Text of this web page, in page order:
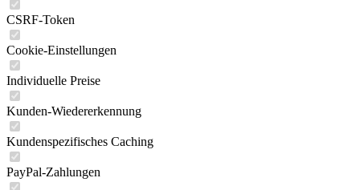
CSRF-Token
Cookie-Einstellungen
Individuelle Preise
Kunden-Wiedererkennung
Kundenspezifisches Caching
PayPal-Zahlungen